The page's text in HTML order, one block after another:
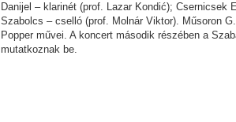
Danijel – klarinét (prof. Lazar Kondić); Csernicsek
Szabolcs – cselló (prof. Molnár Viktor). Műsoron
Popper művei. A koncert második részében a
mutatkoznak be.